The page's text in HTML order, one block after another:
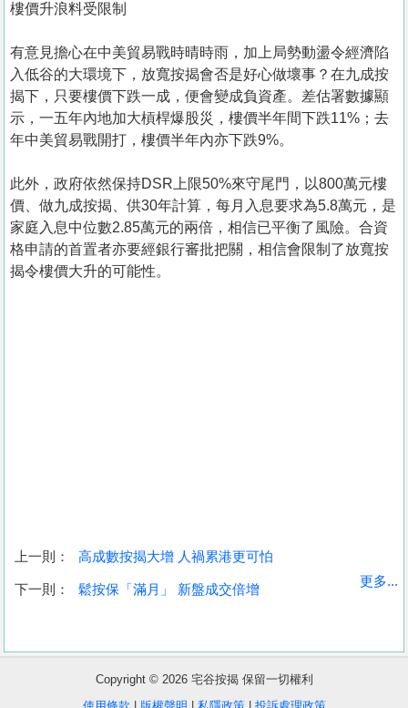
收
盤
樓價升浪料受限制
有意見擔心在中美貿易戰時晴時雨，加上局勢動盪令經濟陷
入低谷的大環境下，放寬按揭會否是好心做壞事？在九成按
揭下，只要樓價下跌一成，便會變成負資產。差估署數據顯
示，一五年內地加大槓桿爆股災，樓價半年間下跌11%；去
年中美貿易戰開打，樓價半年內亦下跌9%。
此外，政府依然保持DSR上限50%來守尾門，以800萬元樓
價、做九成按揭、供30年計算，每月入息要求為5.8萬元，是
家庭入息中位數2.85萬元的兩倍，相信已平衡了風險。合資
格申請的首置者亦要經銀行審批把關，相信會限制了放寬按
揭令樓價大升的可能性。
上一則： 高成數按揭大增 人禍累港更可怕
下一則： 鬆按保「滿月」 新盤成交倍增
更多...
Copyright © 2026 宅谷按揭 保留一切權利